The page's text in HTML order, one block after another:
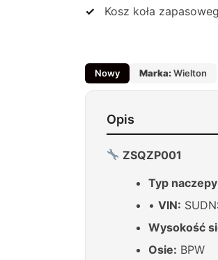
Kosz koła
Nowy Marka:Wielton
Opis
ZSQZP001
Typ
• VIN:
Wysokość
Osie: BPW